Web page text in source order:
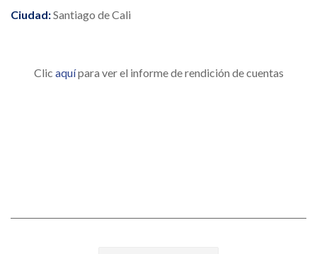
Ciudad:Santiago de Cali
Clic aquípara ver el informe de rendición de cuentas